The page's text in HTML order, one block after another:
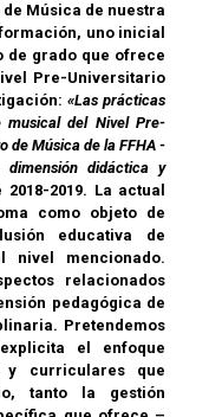
Música de nuestra
uno inicial
de grado que ofrece
Pre-Universitario
«Las prácticas
musical del Nivel Pre-
de Música de la FFHA -
dimensión didáctica y
2019. La actual
como objeto de
educativa de
nivel mencionado.
relacionados
pedagógica de
Pretendemos
el enfoque
curriculares que
tanto la gestión